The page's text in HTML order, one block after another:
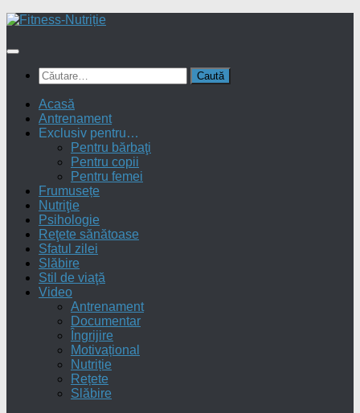
Skip
content
Caută
după:
Acasă
Antrenament
Exclusiv pentru…
Pentru bărbaţi
Pentru copii
Pentru femei
Frumusețe
Nutriţie
Psihologie
Reţete sănătoase
Sfatul zilei
Slăbire
Stil de viaţă
Video
Antrenament
Documentar
Îngrijire
Motivațional
Nutriție
Rețete
Slăbire